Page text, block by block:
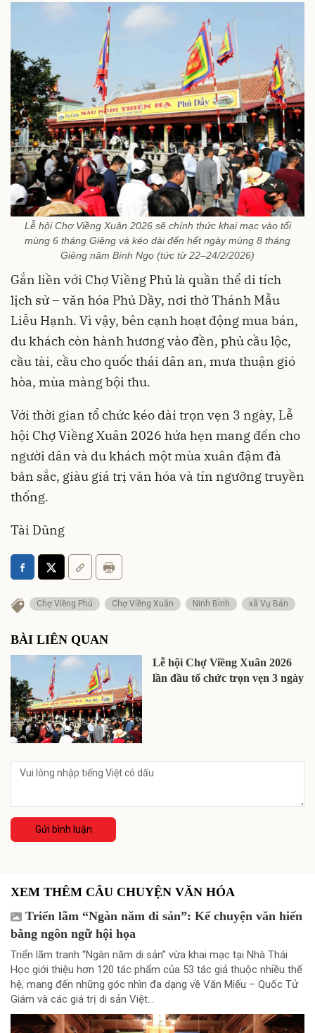
Lễ hội Chợ Viềng Xuân 2026 sẽ chính thức khai mạc vào tối
mùng 6 tháng Giêng và kéo dài đến hết ngày mùng 8 tháng
Giêng năm Bính Ngọ (tức từ 22–24/2/2026)
Gắn liền với Chợ Viềng Phủ là quần thể di tích
lịch sử – văn hóa Phủ Dầy, nơi thờ Thánh Mẫu
Liễu Hạnh. Vì vậy, bên cạnh hoạt động mua bán,
du khách còn hành hương vào đền, phủ cầu lộc,
cầu tài, cầu cho quốc thái dân an, mưa thuận gió
hòa, mùa màng bội thu.
Với thời gian tổ chức kéo dài trọn vẹn 3 ngày, Lễ
hội Chợ Viềng Xuân 2026 hứa hẹn mang đến cho
người dân và du khách một mùa xuân đậm đà
bản sắc, giàu giá trị văn hóa và tín ngưỡng truyền
thống.
Tài Dũng
Chợ Viềng Phủ Chợ Viềng Xuân Ninh Bình xã Vụ Bản
BÀI LIÊN QUAN
Lễ hội Chợ Viềng Xuân 2026
lần đầu tổ chức trọn vẹn 3 ngày
Gửi bình luận
XEM THÊM CÂU CHUYỆN VĂN HÓA
Triển lãm “Ngàn năm di sản”: Kể chuyện văn hiến
bằng ngôn ngữ hội họa
Triển lãm tranh “Ngàn năm di sản” vừa khai mạc tại Nhà Thái
Học giới thiệu hơn 120 tác phẩm của 53 tác giả thuộc nhiều thế
hệ, mang đến những góc nhìn đa dạng về Văn Miếu – Quốc Tử
Giám và các giá trị di sản Việt...